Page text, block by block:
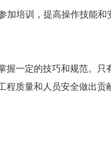
加培训，提高操作技能和
握一定的技巧和规范。
程质量和人员安全做出贡